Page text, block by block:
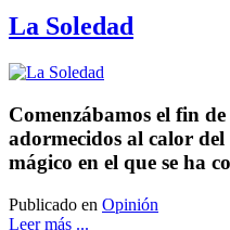
La Soledad
Comenzábamos el fin
adormecidos al calor
mágico en el que se ha
Publicado en Opinión
Leer más ...